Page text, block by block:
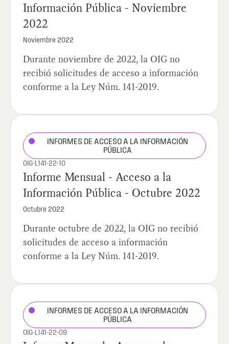
Información Pública - Noviembre
2022
Noviembre 2022
Durante noviembre de 2022, la OIG no
recibió solicitudes de acceso a información
conforme a la Ley Núm. 141-2019.
INFORMES DE ACCESO A LA INFORMACIÓN
PÚBLICA
OIG-L141-22-10
Informe Mensual - Acceso a la
Información Pública - Octubre 2022
Octubre 2022
Durante octubre de 2022, la OIG no recibió
solicitudes de acceso a información
conforme a la Ley Núm. 141-2019.
INFORMES DE ACCESO A LA INFORMACIÓN
PÚBLICA
OIG-L141-22-09